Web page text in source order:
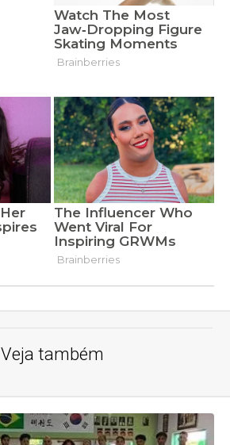
Veja também